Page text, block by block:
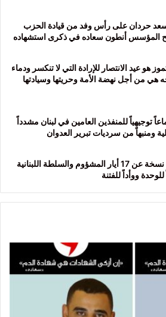
حردان على رأس وفد من قيادة الحزب
المؤسس أنطون سعاده في ذكرى استشهاده
عيد الفداء في 8 تموز هو عيد الانتصار للإرادة التي لا تنكسر ودماء
من أجل نهضة الأمة وحريتها وسيادتها
توجيهياً للمنفذين العامين في لبنان مشدداً
ومنبهاً من سرديات تبرير العدوان
“القومي”: “اتفاق الاطار” نسخة عن 17 أيار المشؤوم والسلطة اللبنانية
ووأداً للفتنة